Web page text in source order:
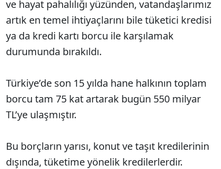
ve hayat pahalılığı yüzünden, vatandaşlarımız
artık en temel ihtiyaçlarını bile tüketici kredisi
ya da kredi kartı borcu ile karşılamak
durumunda bırakıldı.
Türkiye’de son 15 yılda hane halkının toplam
borcu tam 75 kat artarak bugün 550 milyar
TL’ye ulaşmıştır.
Bu borçların yarısı, konut ve taşıt kredilerinin
dışında, tüketime yönelik kredilerlerdir.